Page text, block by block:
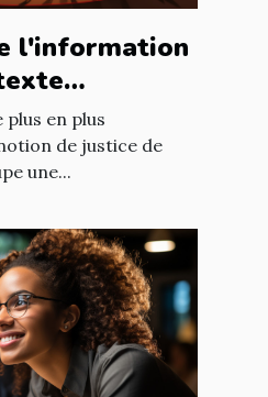
l'information
: enjeux et
plus en plus
de justice de
une...